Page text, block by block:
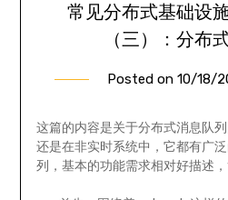
常见分布式基础设
（三）：分布
Posted on 10/18/
这篇的内容是关于分布式消息队
还是在非实时系统中，它都有广
列，基本的功能需求相对好描述，